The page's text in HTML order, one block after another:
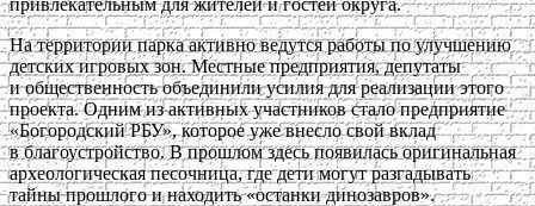
На территории парка активно ведутся работы по улучшению
детских игровых зон. Местные предприятия, депутаты
и общественность объединили усилия для реализации этого
проекта. Одним из активных участников стало предприятие
«Богородский РБУ», которое уже внесло свой вклад
в благоустройство. В прошлом здесь появилась оригинальная
археологическая песочница, где дети могут разгадывать
тайны прошлого и находить «останки динозавров».